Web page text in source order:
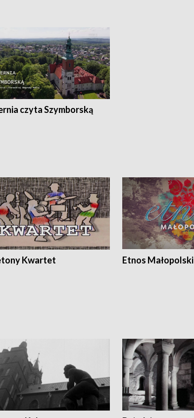
czyta Szymborską
Kwartet Etnos Małopolski